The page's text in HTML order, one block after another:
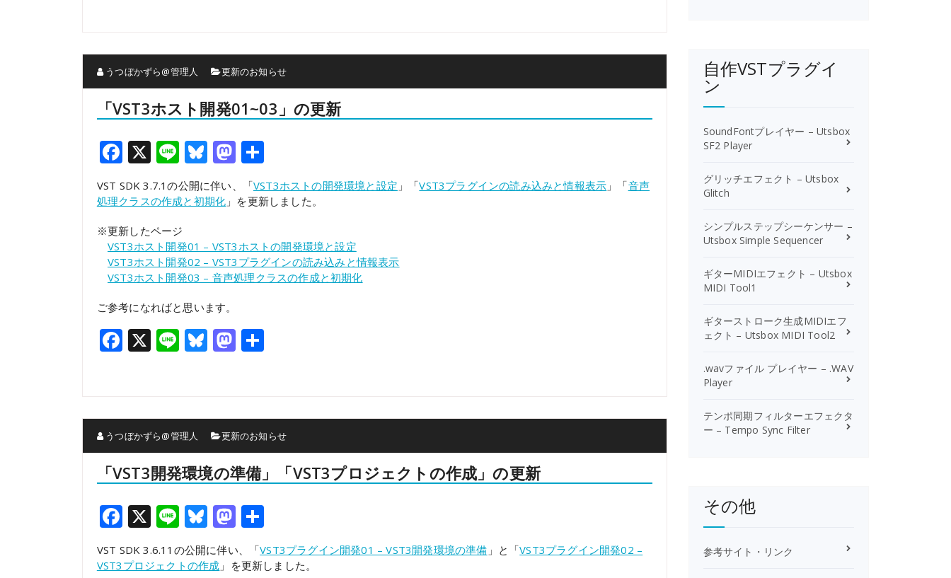
うつぼかずら@管理人 更新のお知らせ
「VST3ホスト開発01~03」の更新
Facebook
X LineBluesky
Mastodon
共
有
VST SDK 3.7.1の公開に伴い、「VST3ホストの開発環境と設定 」「VST3プラグインの読み込みと情報表示 」「音声
処理クラスの作成と初期化 」を更新しました。
※更新したページ
VST3ホスト開発01 – VST3ホストの開発環境と設定
VST3ホスト開発02 – VST3プラグインの読み込みと情報表示
VST3ホスト開発03 – 音声処理クラスの作成と初期化
ご参考になればと思います。
Facebook
X LineBluesky
Mastodon
共
うつぼかずら@管理人 更新のお知らせ
「VST3開発環境の準備」「VST3プロジェクトの作成」の更新
Facebook
X LineBluesky
Mastodon
共
有
VST SDK 3.6.11の公開に伴い、「VST3プラグイン開発01 – VST3開発環境の準備 」と「VST3プラグイン開発02 –
VST3プロジェクトの作成 」を更新しました。
自作VSTプラグイ
ン
SoundFontプレイヤー – Utsbox
SF2 Player
グリッチエフェクト – Utsbox
Glitch
シンプルステップシーケンサー –
Utsbox Simple Sequencer
ギターMIDIエフェクト – Utsbox
MIDI Tool1
ギターストローク生成MIDIエフ
ェクト – Utsbox MIDI Tool2
.wavファイル プレイヤー – .WAV
Player
テンポ同期フィルターエフェクタ
ー – Tempo Sync Filter
その他
参考サイト・リンク